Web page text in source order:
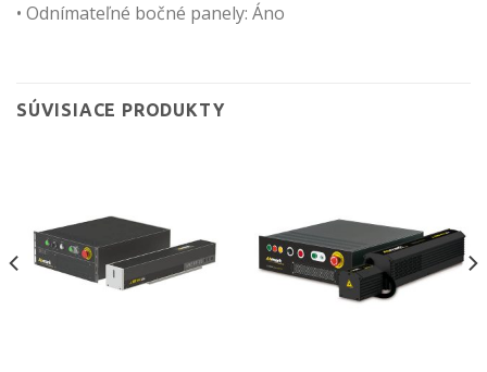
• Odnímateľné bočné panely: Áno
SÚVISIACE PRODUKTY